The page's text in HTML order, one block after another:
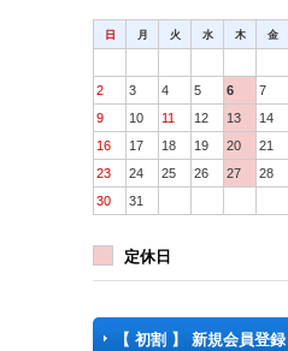
日 月 火 水 木 金
2
3 4 5 6 7
9
10 11 12 13 14
16
17 18 19 20 21
23
24 25 26 27 28
30
31
定休日
【 初割 】 新規会員登録